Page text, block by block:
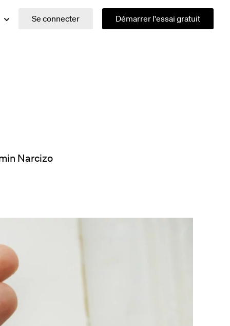
Se connecter Démarrer l'essai gratuit
Narcizo